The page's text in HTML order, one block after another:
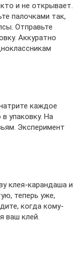
и не открывает.
палочками так,
Отправьте
Аккуратно
каждое
упаковку. На
Эксперимент
клея-карандаша и
теперь уже,
когда кому-
ваш клей.